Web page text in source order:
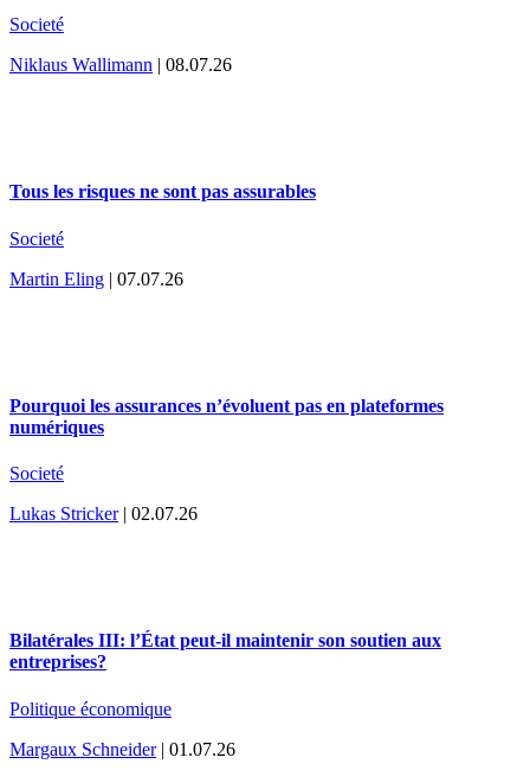
Societé
Niklaus Wallimann | 08.07.26
Tous les risques ne sont pas assurables
Societé
Martin Eling | 07.07.26
Pourquoi les assurances n’évoluent pas en plateformes
numériques
Societé
Lukas Stricker| 02.07.26
Bilatérales III: l’État peut-il maintenir son soutien aux
entreprises?
Politique économique
Margaux Schneider| 01.07.26